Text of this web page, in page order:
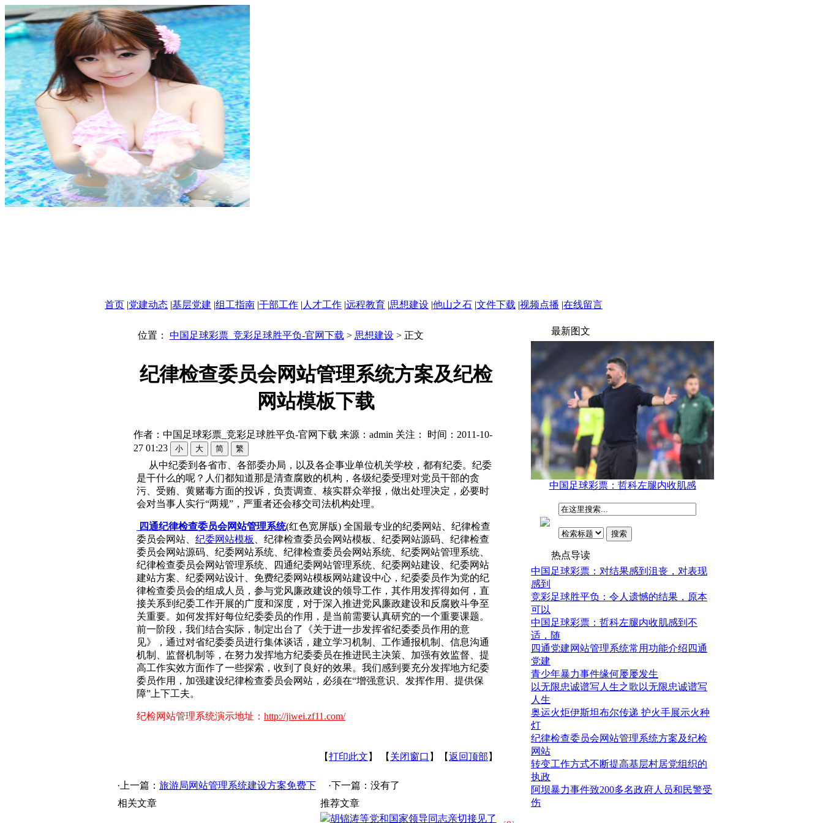
首页 |党建动态 |基层党建 |组工指南 |干部工作 | 人才工作 |远程教育 |思想建设 |他山之石 |文件下载 |视频点播 |在线留言
位置： 中国足球彩票_竞彩足球胜平负-官网下载 > 思想建设> 正文
纪律检查委员会网站管理系统方案及纪检
网站模板下载
作者：中国足球彩票_竞彩足球胜平负-官网下载 来源：admin 关注： 时间：2011-10-
27 01:23
从中纪委到各省市、各部委办局，以及各企事业单位机关学校，都有纪委。纪委
是干什么的呢？人们都知道那是清查腐败的机构，各级纪委受理对党员干部的贪
污、受贿、黄赌毒方面的投诉，负责调查、核实群众举报，做出处理决定，必要时
会对当事人实行“两规”，严重者还会移交司法机构处理。
四通纪律检查委员会网站管理系统(红色宽屏版) 全国最专业的纪委网站、纪律检查
委员会网站、 纪委网站模板
、纪律检查委员会网站模板、纪委网站源码、纪律检查
委员会网站源码、纪委网站系统、纪律检查委员会网站系统、纪委网站管理系统、
纪律检查委员会网站管理系统、四通纪委网站管理系统、纪委网站建设、纪委网站
建站方案、纪委网站设计、免费纪委网站模板网站建设中心，纪委委员作为党的纪
律检查委员会的组成人员，参与党风廉政建设的领导工作，其作用发挥得如何，直
接关系到纪委工作开展的广度和深度，对于深入推进党风廉政建设和反腐败斗争至
关重要。如何发挥好每位纪委委员的作用，是当前需要认真研究的一个重要课题。
前一阶段，我们结合实际，制定出台了《关于进一步发挥省纪委委员作用的意
见》，通过对省纪委委员进行集体谈话，建立学习机制、工作通报机制、信息沟通
机制、监督机制等，在努力发挥地方纪委委员在推进民主决策、加强有效监督、提
高工作实效方面作了一些探索，收到了良好的效果。我们感到要充分发挥地方纪委
委员作用，加强建设纪律检查委员会网站，必须在“增强意识、发挥作用、提供保
障”上下工夫。
纪检网站管理系统演示地址： http://jiwei.zf11.com/
【打印此文 】 【 关闭窗口 】【返回顶部 】
·上一篇： 旅游局网站管理系统建设方案免费下
·下一篇：没有了
相关文章
推荐文章
胡锦涛等党和国家领导同志亲切接见了
最新图文
中国足球彩票：哲科左腿内收肌感
热点导读
中国足球彩票：对结果感到沮丧，对表现
感到
竞彩足球胜平负：令人遗憾的结果，原本
可以
中国足球彩票：哲科左腿内收肌感到不
适，随
四通党建网站管理系统常用功能介绍四通
党建
青少年暴力事件缘何屡屡发生
以无限忠诚谱写人生之歌以无限忠诚谱写
人生
奥运火炬伊斯坦布尔传递 护火手展示火种
灯
纪律检查委员会网站管理系统方案及纪检
网站
转变工作方式不断提高基层村居党组织的
执政
阿坝暴力事件致200多名政府人员和民警受
伤